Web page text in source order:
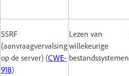
SSRF
(aanvraagvervalsing
op de server) (CWE-
918)
Lezen van
willekeurige
bestandssystemen